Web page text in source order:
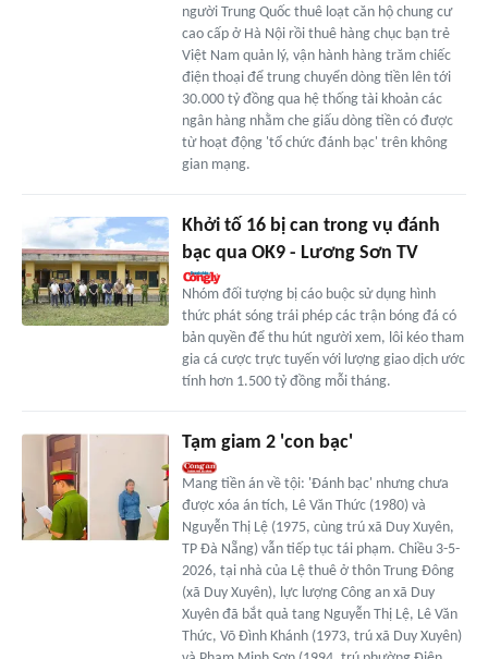
người Trung Quốc thuê loạt căn hộ chung cư
cao cấp ở Hà Nội rồi thuê hàng chục bạn trẻ
Việt Nam quản lý, vận hành hàng trăm chiếc
điện thoại để trung chuyển dòng tiền lên tới
30.000 tỷ đồng qua hệ thống tài khoản các
ngân hàng nhằm che giấu dòng tiền có được
từ hoạt động 'tổ chức đánh bạc' trên không
gian mạng.
Khởi tố 16 bị can trong vụ đánh
bạc qua OK9 - Lương Sơn TV
Nhóm đối tượng bị cáo buộc sử dụng hình
thức phát sóng trái phép các trận bóng đá có
bản quyền để thu hút người xem, lôi kéo tham
gia cá cược trực tuyến với lượng giao dịch ước
tính hơn 1.500 tỷ đồng mỗi tháng.
Tạm giam 2 'con bạc'
Mang tiền án về tội: 'Đánh bạc' nhưng chưa
được xóa án tích, Lê Văn Thức (1980) và
Nguyễn Thị Lệ (1975, cùng trú xã Duy Xuyên,
TP Đà Nẵng) vẫn tiếp tục tái phạm. Chiều 3-5-
2026, tại nhà của Lệ thuê ở thôn Trung Đông
(xã Duy Xuyên), lực lượng Công an xã Duy
Xuyên đã bắt quả tang Nguyễn Thị Lệ, Lê Văn
Thức, Võ Đình Khánh (1973, trú xã Duy Xuyên)